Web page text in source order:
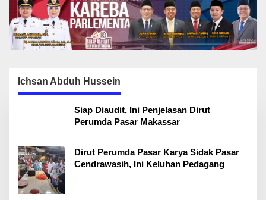
Ichsan Abduh Hussein
Siap Diaudit, Ini Penjelasan Dirut
Perumda Pasar Makassar
Dirut Perumda Pasar Karya Sidak Pasar
Cendrawasih, Ini Keluhan Pedagang